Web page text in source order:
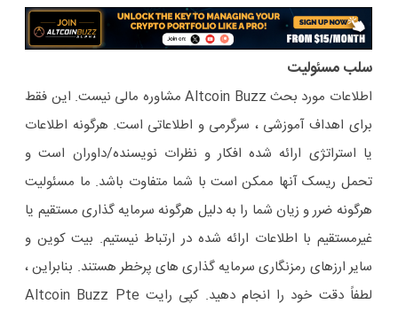
سلب مسئولیت
اطلاعات مورد بحث Altcoin Buzz مشاوره مالی نیست. این فقط
برای اهداف آموزشی ، سرگرمی و اطلاعاتی است. هرگونه اطلاعات
یا استراتژی ارائه شده افکار و نظرات نویسنده/داوران است و
تحمل ریسک آنها ممکن است با شما متفاوت باشد. ما مسئولیت
هرگونه ضرر و زیان شما را به دلیل هرگونه سرمایه گذاری مستقیم یا
غیرمستقیم با اطلاعات ارائه شده در ارتباط نیستیم. بیت کوین و
سایر ارزهای رمزنگاری سرمایه گذاری های پرخطر هستند. بنابراین ،
لطفاً دقت خود را انجام دهید. کپی رایت Altcoin Buzz Pte